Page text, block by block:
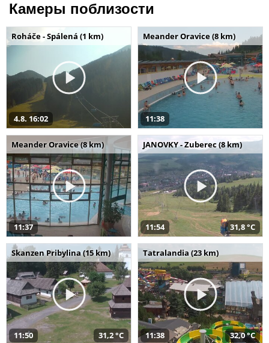
Камеры поблизости
Roháče - Spálená (1 km)
4.8. 16:02
Meander Oravice (8 km)
11:38
Meander Oravice (8 km)
11:37
JANOVKY - Zuberec (8 km)
11:54 31,8 °C
Skanzen Pribylina (15 km)
11:50 31,2 °C
Tatralandia (23 km)
11:38 32,0 °C